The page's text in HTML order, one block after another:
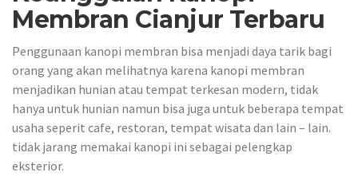
Membran Cianjur Terbaru
Penggunaan kanopi membran bisa menjadi daya tarik bagi
orang yang akan melihatnya karena kanopi membran
menjadikan hunian atau tempat terkesan modern, tidak
hanya untuk hunian namun bisa juga untuk beberapa tempat
usaha seperit cafe, restoran, tempat wisata dan lain – lain.
tidak jarang memakai kanopi ini sebagai pelengkap
eksterior.